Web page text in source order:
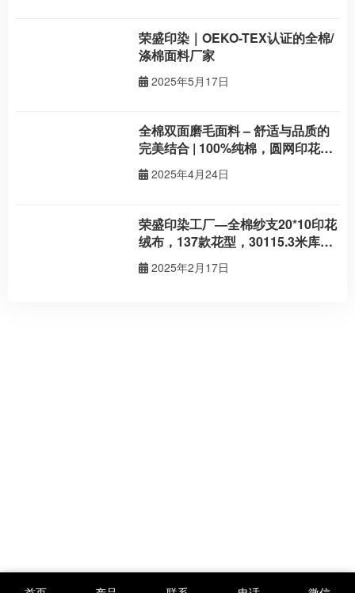
荣盛印染｜OEKO-TEX认证的全棉/
涤棉面料厂家
2025年5月17日
全棉双面磨毛面料 – 舒适与品质的
完美结合 | 100%纯棉，圆网印花，
法兰绒
2025年4月24日
荣盛印染工厂—全棉纱支20*10印花
绒布，137款花型，30115.3米库存
一等品现货供应！
2025年2月17日